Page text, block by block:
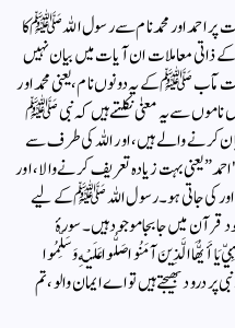
پر احمد اور محمد نام سے رسول اللہ ﷺ کا
معاملات ان آیات میں بیان نہیں
مآب ﷺ کے یہ دونوں نام، یعنی محمد اور
ناموں سے یہ معنیٰ نکلتے ہیں کہ نبی ﷺ
بیان کرنے والے ہیں، اور اللہ کی طرف سے
یعنی بہت زیادہ تعریف کرنے والا، اور
اور کی جاتی ہو۔رسول اللہ ﷺ کے لیے
قرآن میں جا بجا موجود ہیں۔ سورۂ
أَيُّهَا الَّذِينَ آمَنُوا صَلُّوا عَلَيْهِ وَسَلِّمُوا
فرشتے نبی پر درود بھیجتے ہیں تو اے ایمان والو، تم